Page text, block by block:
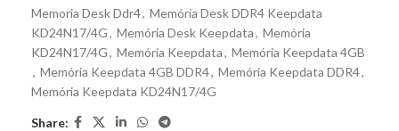
Memoria Desk Ddr4, Memória Desk DDR4 Keepdata
KD24N17/4G, Memória Desk Keepdata, Memória
KD24N17/4G, Memória Keepdata, Memória Keepdata 4GB
, Memória Keepdata 4GB DDR4, Memória Keepdata DDR4,
Memória Keepdata KD24N17/4G
Share: